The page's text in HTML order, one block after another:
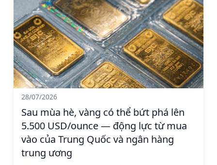
28/07/2026
Sau mùa hè, vàng có thể bứt phá lên
5.500 USD/ounce — động lực từ mua
vào của Trung Quốc và ngân hàng
trung ương